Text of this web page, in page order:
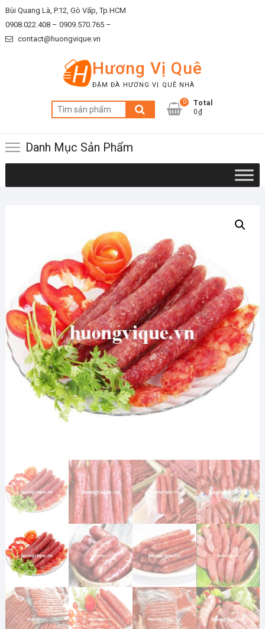
Skip
to
content
Bùi Quang Là, P.12, Gò Vấp, Tp.HCM
0908.022.408 – 0909.570.765 –
contact@huongvique.vn
Hương Vị Quê
ĐẬM ĐÀ HƯƠNG VỊ QUÊ NHÀ
Tìm
kiếm:
0
Total
0₫
Danh Mục Sản Phẩm